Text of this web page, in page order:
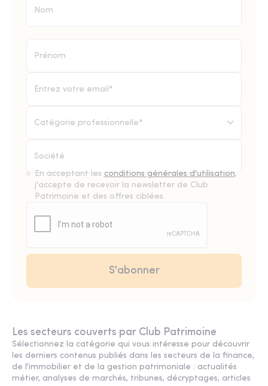
Catégorie professionnelle*
En acceptant les conditions générales d'utilisation,
j'accepte de recevoir la newsletter de Club
Patrimoine et des offres ciblées.
Les secteurs couverts par Club Patrimoine
Sélectionnez la catégorie qui vous intéresse pour découvrir
les derniers contenus publiés dans les secteurs de la finance,
de l'immobilier et de la gestion patrimoniale : actualités
métier, analyses de marchés, tribunes, décryptages, articles